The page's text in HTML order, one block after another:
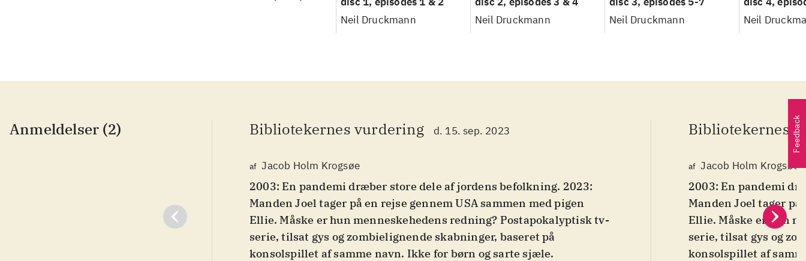
Neil Druckmann
Neil Druckmann
Neil Druckmann
Neil
Anmeldelser (2) Bibliotekernes vurdering d. 15. sep. 2023
af Jacob Holm Krogsøe
2003: En pandemi dræber store dele af jordens befolkning. 2023:
Manden Joel tager på en rejse gennem USA sammen med pigen
Ellie. Måske er hun menneskehedens redning? Postapokalyptisk tv-
serie, tilsat gys og zombielignende skabninger, baseret på
konsolspillet af samme navn. Ikke for børn og sarte sjæle.
Bibliotekernes
af Jacob Holm Krogsøe
2003: En pandemi
Manden Joel tager på
Ellie. Måske er hun
serie, tilsat gys og
konsolspillet af
Feedback